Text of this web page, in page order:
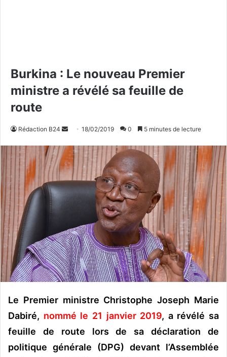
Burkina : Le nouveau Premier
ministre a révélé sa feuille de
route
Rédaction B24
v
o
e
c
o
u
r
i
18/02/2019 0 5 minutes de lecture
Le Premier ministre Christophe Joseph Marie
Dabiré, nommé le 21 janvier 2019, a révélé sa
feuille de route lors de sa déclaration de
politique générale (DPG) devant l’Assemblée